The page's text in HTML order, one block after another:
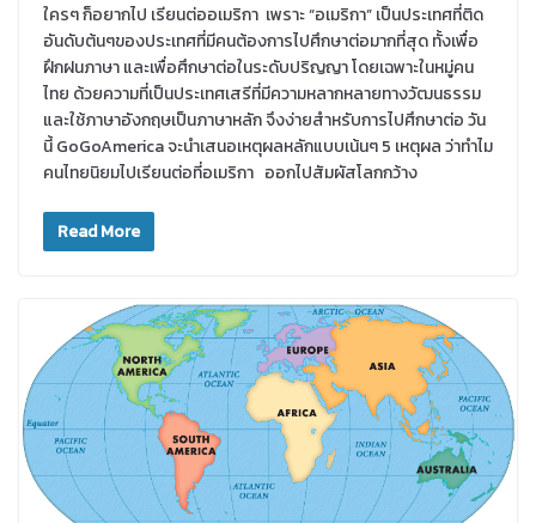
ใครๆ ก็อยากไป เรียนต่ออเมริกา เพราะ “อเมริกา” เป็นประเทศที่ติด
อันดับต้นๆของประเทศที่มีคนต้องการไปศึกษาต่อมากที่สุด ทั้งเพื่อ
ฝึกฝนภาษา และเพื่อศึกษาต่อในระดับปริญญา โดยเฉพาะในหมู่คน
ไทย ด้วยความที่เป็นประเทศเสรีที่มีความหลากหลายทางวัฒนธรรม
และใช้ภาษาอังกฤษเป็นภาษาหลัก จึงง่ายสำหรับการไปศึกษาต่อ วัน
นี้ GoGoAmerica จะนำเสนอเหตุผลหลักแบบเน้นๆ 5 เหตุผล ว่าทำไม
คนไทยนิยมไปเรียนต่อที่อเมริกา ออกไปสัมผัสโลกกว้าง
Read More